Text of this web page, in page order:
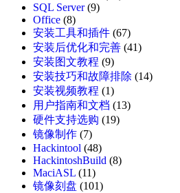
SQL Server(9)
Office (8)
安装工具和插件 (67)
安装后优化和完善 (41)
安装图文教程 (9)
安装技巧和故障排除 (14)
安装视频教程 (1)
用户指南和文档 (13)
硬件支持选购 (19)
镜像制作 (7)
Hackintool (48)
HackintoshBuild (8)
MaciASL (11)
镜像刻盘 (101)